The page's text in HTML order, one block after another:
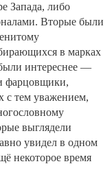
Запада, либо
Вторые были
в марках
интереснее —
фарцовщики,
с тем уважением,
выглядели
увидел в одном
некоторое время